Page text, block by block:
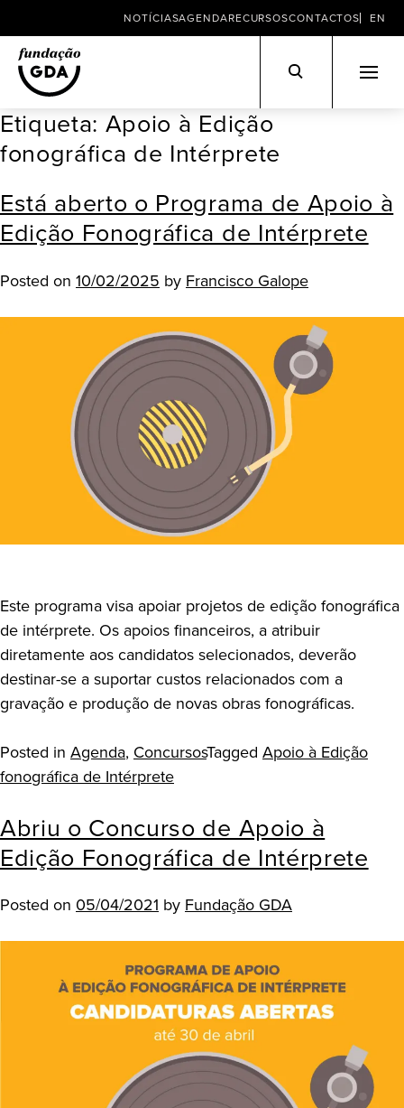
Skip
to
content
NOTÍCIASAGENDARECURSOSCONTACTOS EN
Etiqueta: Apoio à Edição
fonográfica de Intérprete
Está aberto o Programa de Apoio à
Edição Fonográfica de Intérprete
Posted on 10/02/2025 by Francisco Galope
Este programa visa apoiar projetos de edição fonográfica
de intérprete. Os apoios financeiros, a atribuir
diretamente aos candidatos selecionados, deverão
destinar-se a suportar custos relacionados com a
gravação e produção de novas obras fonográficas.
Posted in Agenda, ConcursosTagged Apoio à Edição
fonográfica de Intérprete
Abriu o Concurso de Apoio à
Edição Fonográfica de Intérprete
Posted on 05/04/2021 by Fundação GDA